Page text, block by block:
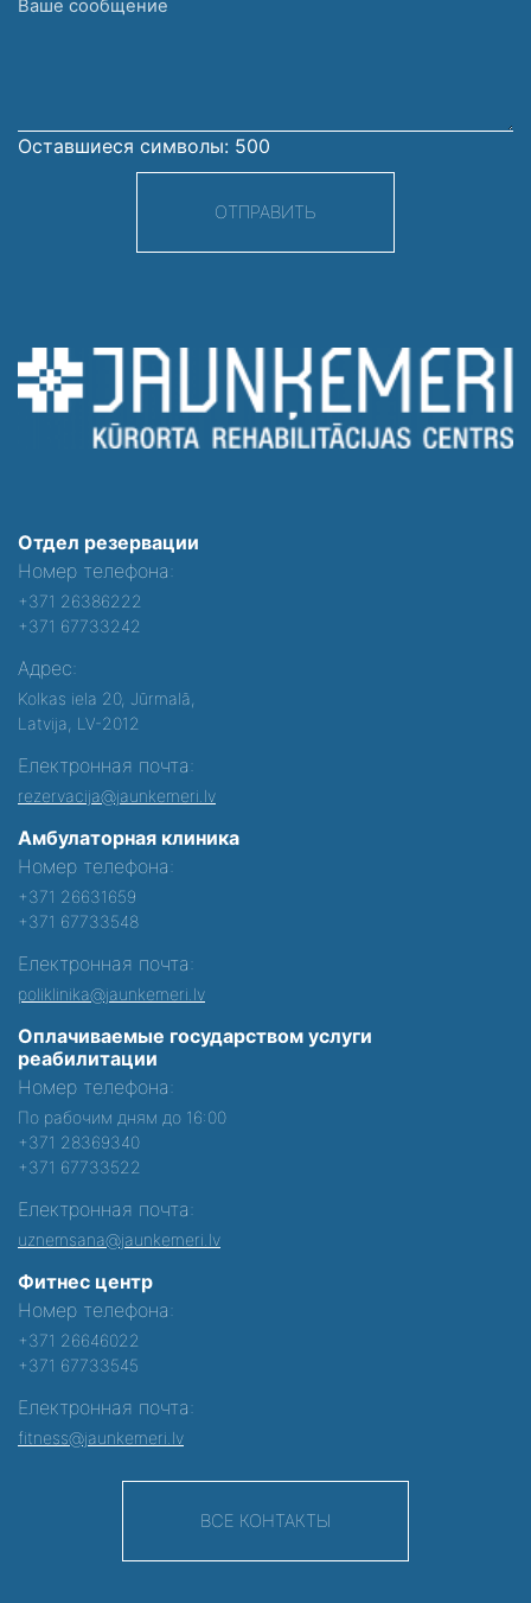
Ваше
Оставшиеся символы: 500
ОТПРАВИТЬ
Отдел резервации
Номер телефона:
+371 26386222
+371 67733242
Адрес:
Kolkas iela 20, Jūrmalā,
Latvija, LV-2012
Електронная почта:
rezervacija@jaunkemeri.lv
Амбулаторная клиника
Номер телефона:
+371 26631659
+371 67733548
Електронная почта:
poliklinika@jaunkemeri.lv
Оплачиваемые государством услуги
реабилитации
Номер телефона:
По рабочим дням до 16:00
+371 28369340
+371 67733522
Електронная почта:
uznemsana@jaunkemeri.lv
Фитнес центр
Номер телефона:
+371 26646022
+371 67733545
Електронная почта:
fitness@jaunkemeri.lv
ВСЕ КОНТАКТЫ